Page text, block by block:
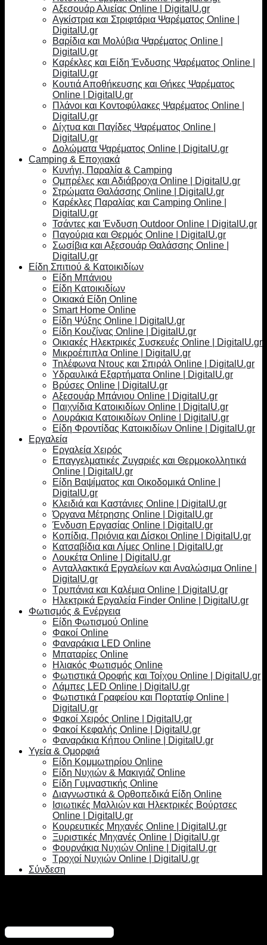
Αξεσουάρ Αλιείας Online | DigitalU.gr
Αγκίστρια και Στριφτάρια Ψαρέματος Online |
DigitalU.gr
Βαρίδια και Μολύβια Ψαρέματος Online |
DigitalU.gr
Καρέκλες και Είδη Ένδυσης Ψαρέματος Online |
DigitalU.gr
Κουτιά Αποθήκευσης και Θήκες Ψαρέματος
Online | DigitalU.gr
Πλάνοι και Κοντοφύλακες Ψαρέματος Online |
DigitalU.gr
Δίχτυα και Παγίδες Ψαρέματος Online |
DigitalU.gr
Δολώματα Ψαρέματος Online | DigitalU.gr
Camping & Εποχιακά
Κυνήγι, Παραλία & Camping
Ομπρέλες και Αδιάβροχα Online | DigitalU.gr
Στρώματα Θαλάσσης Online | DigitalU.gr
Καρέκλες Παραλίας και Camping Online |
DigitalU.gr
Τσάντες και Ένδυση Outdoor Online | DigitalU.gr
Παγούρια και Θερμός Online | DigitalU.gr
Σωσίβια και Αξεσουάρ Θαλάσσης Online |
DigitalU.gr
Είδη Σπιτιού & Κατοικιδίων
Είδη Μπάνιου
Είδη Κατοικιδίων
Οικιακά Είδη Online
Smart Home Online
Είδη Ψύξης Online | DigitalU.gr
Είδη Κουζίνας Online | DigitalU.gr
Οικιακές Ηλεκτρικές Συσκευές Online | DigitalU.gr
Μικροέπιπλα Online | DigitalU.gr
Τηλέφωνα Ντους και Σπιράλ Online | DigitalU.gr
Υδραυλικά Εξαρτήματα Online | DigitalU.gr
Βρύσες Online | DigitalU.gr
Αξεσουάρ Μπάνιου Online | DigitalU.gr
Παιχνίδια Κατοικιδίων Online | DigitalU.gr
Λουράκια Κατοικιδίων Online | DigitalU.gr
Είδη Φροντίδας Κατοικιδίων Online | DigitalU.gr
Εργαλεία
Εργαλεία Χειρός
Επαγγελματικές Ζυγαριές και Θερμοκολλητικά
Online | DigitalU.gr
Είδη Βαψίματος και Οικοδομικά Online |
DigitalU.gr
Κλειδιά και Καστάνιες Online | DigitalU.gr
Όργανα Μέτρησης Online | DigitalU.gr
Ένδυση Εργασίας Online | DigitalU.gr
Κοπίδια, Πριόνια και Δίσκοι Online | DigitalU.gr
Κατσαβίδια και Λίμες Online | DigitalU.gr
Λουκέτα Online | DigitalU.gr
Ανταλλακτικά Εργαλείων και Αναλώσιμα Online |
DigitalU.gr
Τρυπάνια και Καλέμια Online | DigitalU.gr
Ηλεκτρικά Εργαλεία Finder Online | DigitalU.gr
Φωτισμός & Ενέργεια
Είδη Φωτισμού Online
Φακοί Online
Φαναράκια LED Online
Μπαταρίες Online
Ηλιακός Φωτισμός Online
Φωτιστικά Οροφής και Τοίχου Online | DigitalU.gr
Λάμπες LED Online | DigitalU.gr
Φωτιστικά Γραφείου και Πορτατίφ Online |
DigitalU.gr
Φακοί Χειρός Online | DigitalU.gr
Φακοί Κεφαλής Online | DigitalU.gr
Φαναράκια Κήπου Online | DigitalU.gr
Υγεία & Ομορφιά
Είδη Κομμωτηρίου Online
Είδη Νυχιών & Μακιγιάζ Online
Είδη Γυμναστικής Online
Διαγνωστικά & Ορθοπεδικά Είδη Online
Ισιωτικές Μαλλιών και Ηλεκτρικές Βούρτσες
Online | DigitalU.gr
Κουρευτικές Μηχανές Online | DigitalU.gr
Ξυριστικές Μηχανές Online | DigitalU.gr
Φουρνάκια Νυχιών Online | DigitalU.gr
Τροχοί Νυχιών Online | DigitalU.gr
Σύνδεση